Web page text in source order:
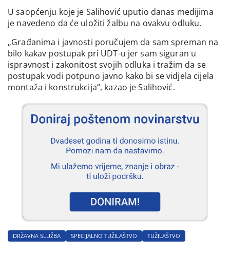
U saopćenju koje je Salihović uputio danas medijima
je navedeno da će uložiti žalbu na ovakvu odluku.
„Građanima i javnosti poručujem da sam spreman na
bilo kakav postupak pri UDT-u jer sam siguran u
ispravnost i zakonitost svojih odluka i tražim da se
postupak vodi potpuno javno kako bi se vidjela cijela
montaža i konstrukcija“, kazao je Salihović.
DRŽAVNA SLUŽBA SPECIJALNO TUŽILAŠTVO TUŽILAŠTVO